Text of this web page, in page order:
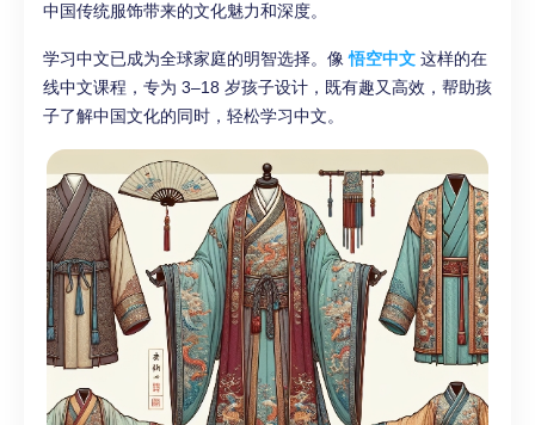
中国传统服饰带来的文化魅力和深度。
学习中文已成为全球家庭的明智选择。像悟空中文 这样的在
线中文课程，专为 3–18 岁孩子设计，既有趣又高效，帮助孩
子了解中国文化的同时，轻松学习中文。